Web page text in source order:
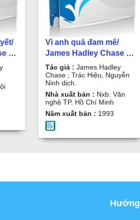
;
Vì anh quá đam mê/
James Hadley Chase ;
Trác Hiệu, Nguyễn Ninh
dịch. T.2
Tác giả : James Hadley
Chase ; Trác Hiệu, Nguyễn
Ninh dịch.
Nhà xuất bản : Nxb. Văn
nghệ TP. Hồ Chí Minh
Năm xuất bản : 1993